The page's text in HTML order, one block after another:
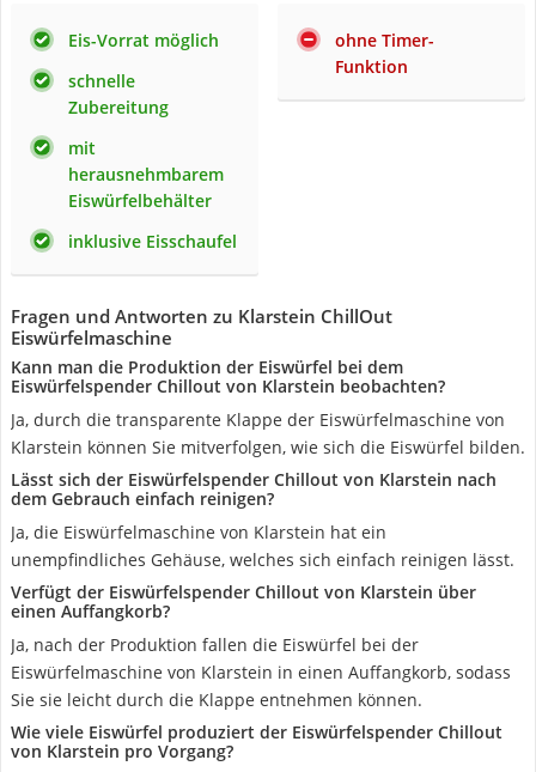
Eis-Vorrat möglich
schnelle
Zubereitung
mit
herausnehmbarem
Eiswürfelbehälter
inklusive Eisschaufel
ohne Timer-
Funktion
Fragen und Antworten zu Klarstein ChillOut
Eiswürfelmaschine
Kann man die Produktion der Eiswürfel bei dem
Eiswürfelspender Chillout von Klarstein beobachten?
Ja, durch die transparente Klappe der Eiswürfelmaschine von
Klarstein können Sie mitverfolgen, wie sich die Eiswürfel bilden.
Lässt sich der Eiswürfelspender Chillout von Klarstein nach
dem Gebrauch einfach reinigen?
Ja, die Eiswürfelmaschine von Klarstein hat ein
unempfindliches Gehäuse, welches sich einfach reinigen lässt.
Verfügt der Eiswürfelspender Chillout von Klarstein über
einen Auffangkorb?
Ja, nach der Produktion fallen die Eiswürfel bei der
Eiswürfelmaschine von Klarstein in einen Auffangkorb, sodass
Sie sie leicht durch die Klappe entnehmen können.
Wie viele Eiswürfel produziert der Eiswürfelspender Chillout
von Klarstein pro Vorgang?